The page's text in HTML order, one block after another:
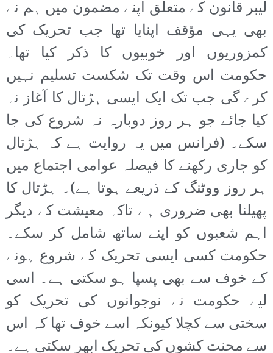
لیبر قانون کے متعلق اپنے مضمون میں ہم نے
بھی یہی مؤقف اپنایا تھا جب تحریک کی
کمزوریوں اور خوبیوں کا ذکر کیا تھا۔
حکومت اس وقت تک شکست تسلیم نہیں
کرے گی جب تک ایک ایسی ہڑتال کا آغاز نہ
کیا جائے جو ہر روز دوبارہ نہ شروع کی جا
سکے۔ (فرانس میں یہ روایت ہے کہ ہڑتال
کو جاری رکھنے کا فیصلہ عوامی اجتماع میں
ہر روز ووٹنگ کے ذریعے ہوتا ہے)۔ ہڑتال کا
پھیلنا بھی ضروری ہے تاکہ معیشت کے دیگر
اہم شعبوں کو اپنے ساتھ شامل کر سکے۔
حکومت کسی ایسی تحریک کے شروع ہونے
کے خوف سے بھی پسپا ہو سکتی ہے۔ اسی
لیے حکومت نے نوجوانوں کی تحریک کو
سختی سے کچلا کیونکہ اسے خوف تھا کہ اس
سے محنت کشوں کی تحریک ابھر سکتی ہے۔